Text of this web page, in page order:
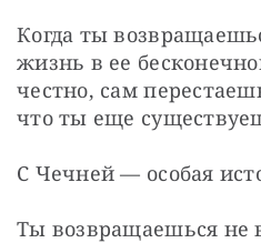
Когда ты
жизнь в ее
честно, сам
что ты еще
С Чечней — особая
Ты возвращаешься не